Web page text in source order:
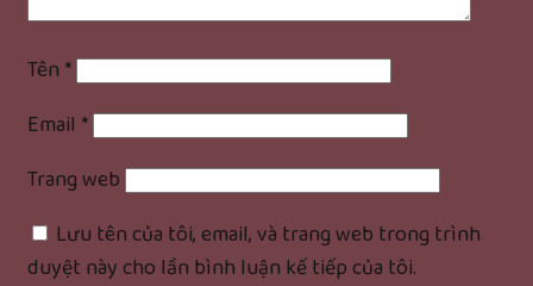
Tên*
Email *
Trang web
Lưu tên của tôi, email, và trang web trong trình
duyệt này cho lần bình luận kế tiếp của tôi.